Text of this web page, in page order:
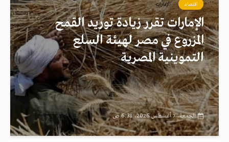
اقتصاد الإمارات
الإمارات تقرر زيادة توريد القمح
المزروع في مصر لهيئة السلع
التموينية المصرية
الجمعة، 7 أغسطس 2026، 6:31 ص